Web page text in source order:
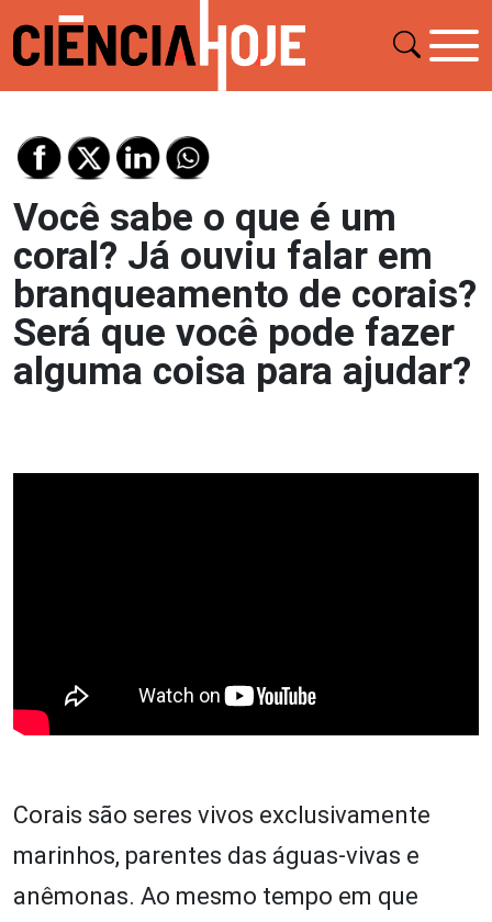
Você sabe o que é um
coral? Já ouviu falar em
branqueamento de corais?
Será que você pode fazer
alguma coisa para ajudar?
Corais são seres vivos exclusivamente
marinhos, parentes das águas-vivas e
anêmonas. Ao mesmo tempo em que